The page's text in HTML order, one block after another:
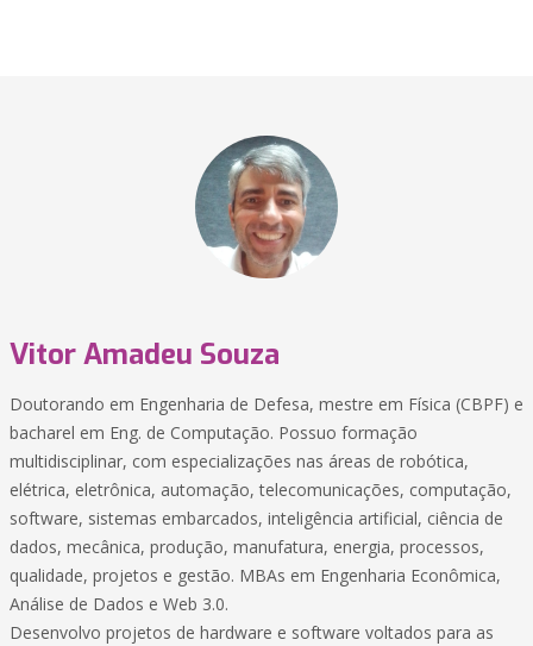
Vitor Amadeu Souza
Doutorando em Engenharia de Defesa, mestre em Física (CBPF) e
bacharel em Eng. de Computação. Possuo formação
multidisciplinar, com especializações nas áreas de robótica,
elétrica, eletrônica, automação, telecomunicações, computação,
software, sistemas embarcados, inteligência artificial, ciência de
dados, mecânica, produção, manufatura, energia, processos,
qualidade, projetos e gestão. MBAs em Engenharia Econômica,
Análise de Dados e Web 3.0.
Desenvolvo projetos de hardware e software voltados para as